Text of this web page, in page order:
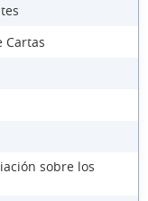
Cartas
sobre los